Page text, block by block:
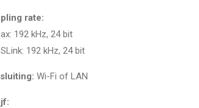
rate:
192 kHz, 24 bit
192 kHz, 24 bit
Wi-Fi of LAN